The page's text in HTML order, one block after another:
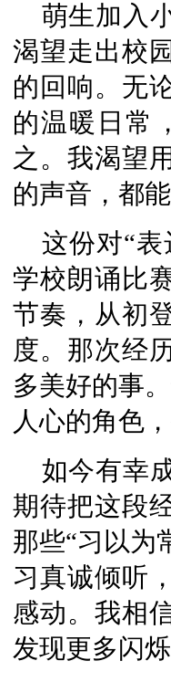
萌生加入
渴望走出校
的回响。无
的温暖日常
之。我渴望
的声音，都
这份对“
学校朗诵比
节奏，从初
度。那次经
多美好的事
人心的角色
如今有幸
期待把这段
那些“习以
习真诚倾听
感动。我相
发现更多闪烁